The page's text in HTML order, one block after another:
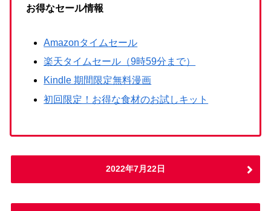
お得なセール情報
Amazonタイムセール
楽天タイムセール（9時59分まで）
Kindle 期間限定無料漫画
初回限定！お得な食材のお試しキット
2022年7月22日